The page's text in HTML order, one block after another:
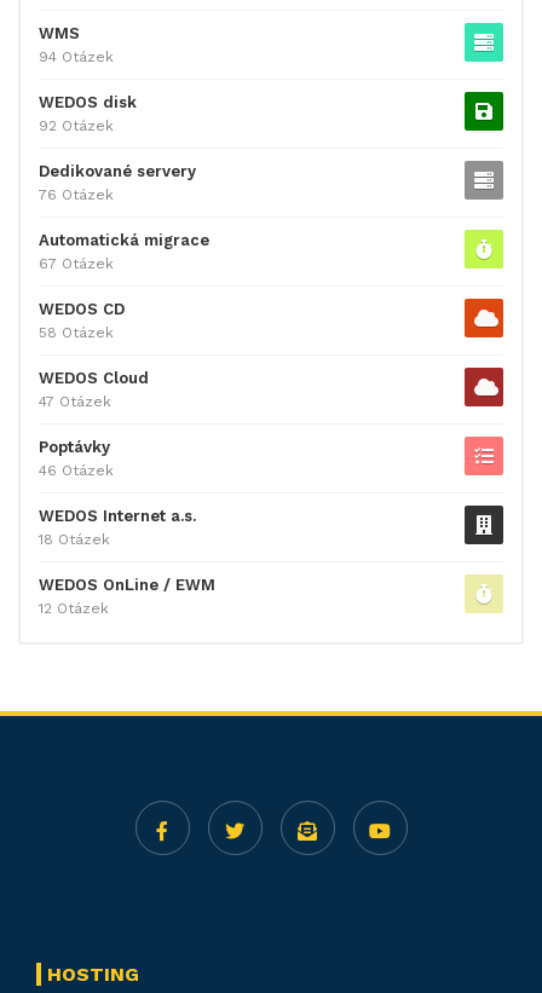
WMS
94 Otázek
WEDOS disk
92 Otázek
Dedikované servery
76 Otázek
Automatická migrace
67 Otázek
WEDOS CD
58 Otázek
WEDOS Cloud
47 Otázek
Poptávky
46 Otázek
WEDOS Internet a.s.
18 Otázek
WEDOS OnLine / EWM
12 Otázek
HOSTING